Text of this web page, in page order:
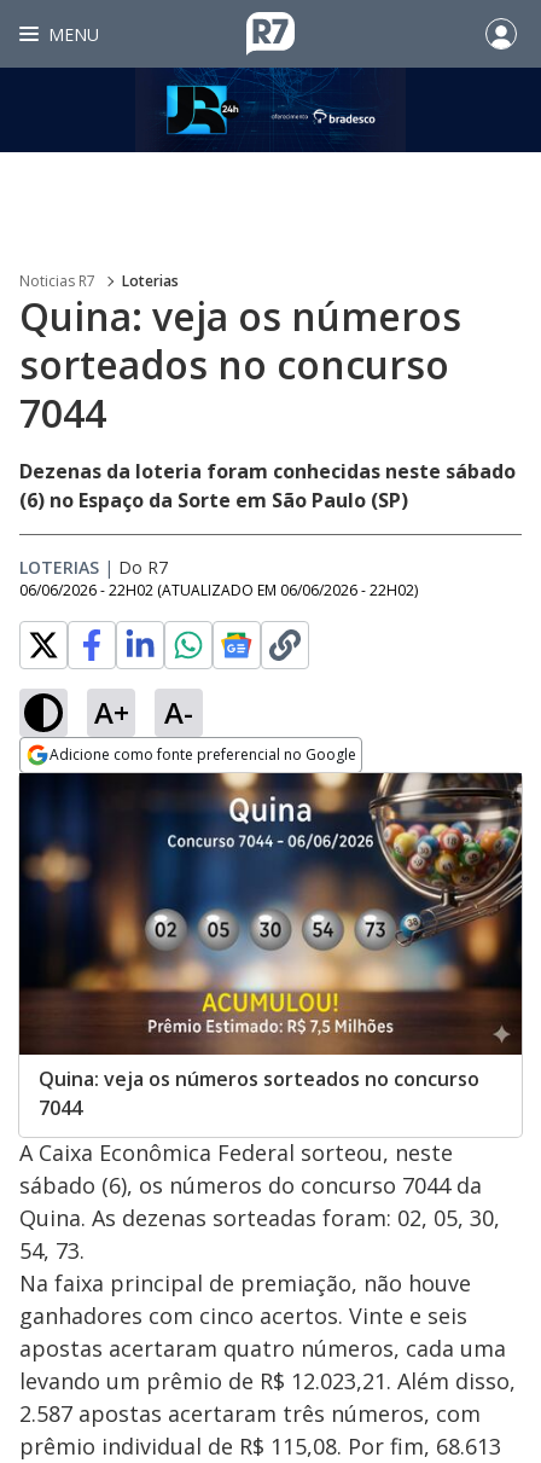
MENU
Noticias R7 Loterias
Quina: veja os números
sorteados no concurso
7044
Dezenas da loteria foram conhecidas neste sábado
(6) no Espaço da Sorte em São Paulo (SP)
LOTERIAS | Do R7
06/06/2026 - 22H02 (ATUALIZADO EM 06/06/2026 - 22H02)
A+ A-
Adicione como fonte preferencial no Google
Opens in new window
Quina: veja os números sorteados no concurso
7044
A Caixa Econômica Federal sorteou, neste
sábado (6), os números do concurso 7044 da
Quina. As dezenas sorteadas foram: 02, 05, 30,
54, 73.
Na faixa principal de premiação, não houve
ganhadores com cinco acertos. Vinte e seis
apostas acertaram quatro números, cada uma
levando um prêmio de R$ 12.023,21. Além disso,
2.587 apostas acertaram três números, com
prêmio individual de R$ 115,08. Por fim, 68.613